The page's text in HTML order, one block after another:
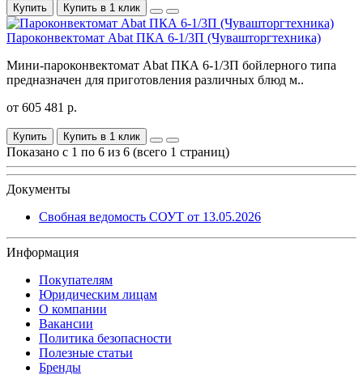
Купить Купить в 1 клик
Пароконвектомат Abat ПКА 6-1/3П (Чувашторгтехника)
Мини-пароконвектомат Abat ПКА 6-1/3П бойлерного типа
предназначен для приготовления различных блюд м..
от 605 481 р.
Купить Купить в 1 клик
Показано с 1 по 6 из 6 (всего 1 страниц)
Документы
Свобная ведомость СОУТ от 13.05.2026
Информация
Покупателям
Юридическим лицам
О компании
Вакансии
Политика безопасности
Полезные статьи
Бренды